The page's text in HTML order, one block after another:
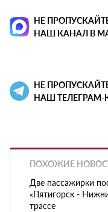
НЕ
НАШ КАНАЛ В
НЕ
НАШ
ПОХОЖИЕ
Две пассажирки
«Пятигорск -
трассе